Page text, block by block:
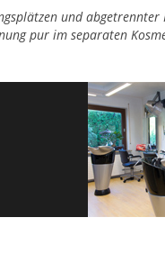
und
pur im separaten